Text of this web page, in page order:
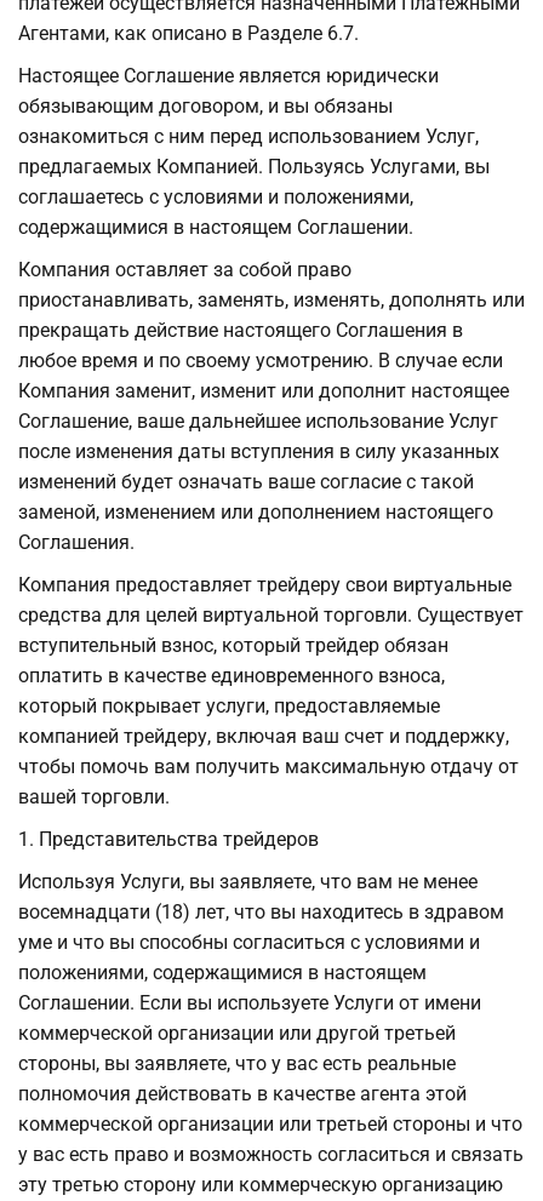
Агентами, как описано в Разделе 6.7.
Настоящее Соглашение является юридически
обязывающим договором, и вы обязаны
ознакомиться с ним перед использованием Услуг,
предлагаемых Компанией. Пользуясь Услугами, вы
соглашаетесь с условиями и положениями,
содержащимися в настоящем Соглашении.
Компания оставляет за собой право
приостанавливать, заменять, изменять, дополнять или
прекращать действие настоящего Соглашения в
любое время и по своему усмотрению. В случае если
Компания заменит, изменит или дополнит настоящее
Соглашение, ваше дальнейшее использование Услуг
после изменения даты вступления в силу указанных
изменений будет означать ваше согласие с такой
заменой, изменением или дополнением настоящего
Соглашения.
Компания предоставляет трейдеру свои виртуальные
средства для целей виртуальной торговли. Существует
вступительный взнос, который трейдер обязан
оплатить в качестве единовременного взноса,
который покрывает услуги, предоставляемые
компанией трейдеру, включая ваш счет и поддержку,
чтобы помочь вам получить максимальную отдачу от
вашей торговли.
1. Представительства трейдеров
Используя Услуги, вы заявляете, что вам не менее
восемнадцати (18) лет, что вы находитесь в здравом
уме и что вы способны согласиться с условиями и
положениями, содержащимися в настоящем
Соглашении. Если вы используете Услуги от имени
коммерческой организации или другой третьей
стороны, вы заявляете, что у вас есть реальные
полномочия действовать в качестве агента этой
коммерческой организации или третьей стороны и что
у вас есть право и возможность согласиться и связать
эту третью сторону или коммерческую организацию